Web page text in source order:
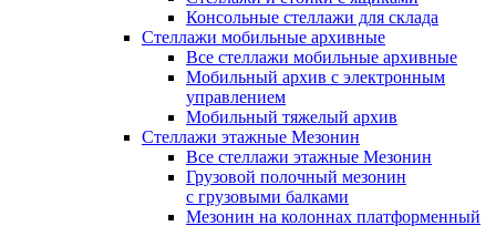
Консольные стеллажи для склада
Стеллажи мобильные архивные
Все стеллажи мобильные архивные
Мобильный архив с электронным
управлением
Мобильный тяжелый архив
Стеллажи этажные Мезонин
Все стеллажи этажные Мезонин
Грузовой полочный мезонин
с грузовыми балками
Мезонин на колоннах платформенный